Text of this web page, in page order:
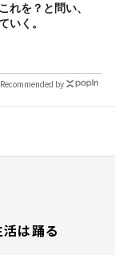
れを？と問い、
いく。
Recommended by
活は踊る